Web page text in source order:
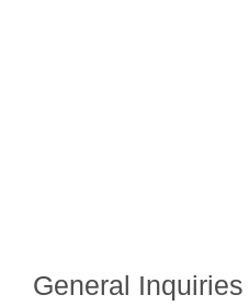
General Inquiries